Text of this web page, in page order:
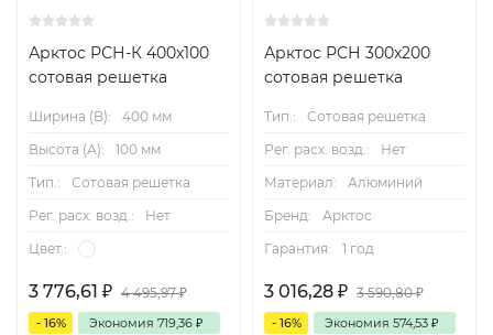
Арктос РСН-К 400х100
сотовая решетка
Ширина (B):
400 мм
Высота (А):
100 мм
Тип.:
Сотовая решетка
Рег. расх. возд.:
Нет
Цвет.:
3 776,61 ₽ 4 495,97₽
- 16% Экономия 719,36 ₽
Арктос РСН 300x200
сотовая решетка
Тип.:
Сотовая решетка
Рег. расх. возд.:
Нет
Материал:
Алюминий
Бренд:
Арктос
Гарантия:
1 год
3 016,28 ₽ 3 590,80₽
- 16% Экономия 574,53 ₽